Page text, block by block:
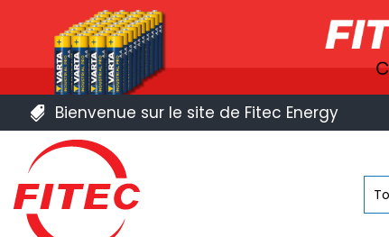
Bienvenue sur le site de Fitec Energy